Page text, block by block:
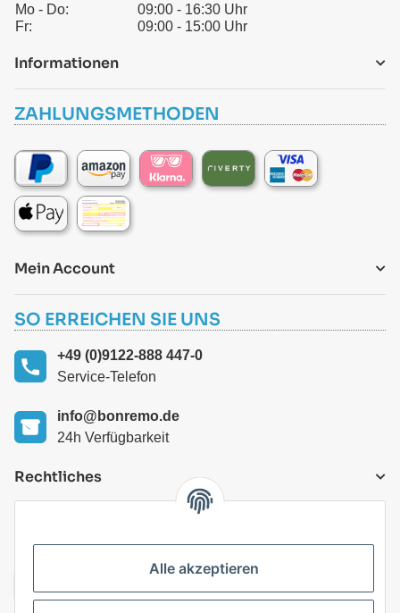
Mo - Do:
09:00 - 16:30 Uhr
Fr:
09:00 - 15:00 Uhr
Informationen
ZAHLUNGSMETHODEN
Mein Account
SO ERREICHEN SIE UNS
+49 (0)9122-888 447-0
Service-Telefon
info@bonremo.de
24h Verfügbarkeit
Rechtliches
Alle akzeptieren